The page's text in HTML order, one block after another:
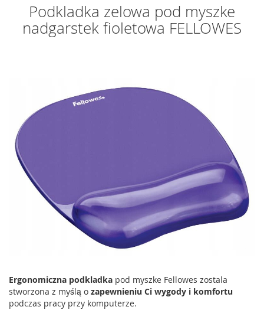
Podkladka zelowa pod myszke
nadgarstek fioletowa FELLOWES
Ergonomiczna podkladka pod myszke Fellowes zostala
stworzona z myślą o zapewnieniu Ci wygody i komfortu
podczas pracy przy komputerze.